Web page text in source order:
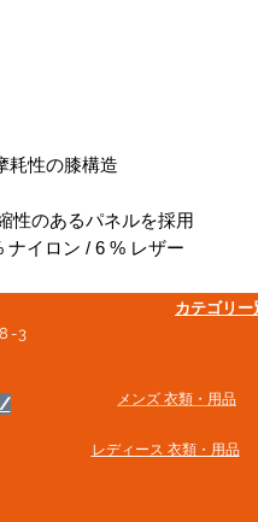
耗性の膝構造
性のあるパネルを採用
ナイロン / 6 % レザー
3​
カテゴリ
メンズ 衣類・用品
​レディース 衣類・用品